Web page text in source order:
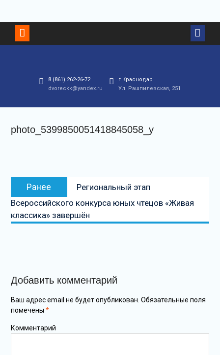
Перейти
контенту
8 (861) 262-26-72
dvoreckk@yandex.ru
г.Краснодар
Ул. Рашпилевская, 251
photo_5399850051418845058_y
Навигация
записям
Ранее
запись:
Региональный этап
Всероссийского конкурса юных чтецов «Живая
классика» завершён
Добавить комментарий
Ваш адрес email не будет опубликован. Обязательные поля
помечены *
Комментарий